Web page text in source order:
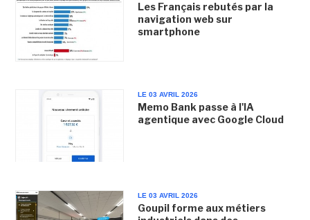
Les Français rebutés par la
navigation web sur
smartphone
LE 03 AVRIL 2026
Memo Bank passe à l'IA
agentique avec Google Cloud
LE 03 AVRIL 2026
Goupil forme aux métiers